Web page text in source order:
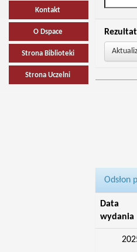
Kontakt
O Dspace
Strona Biblioteki
Strona Uczelni
Odsłon
Data
wydania